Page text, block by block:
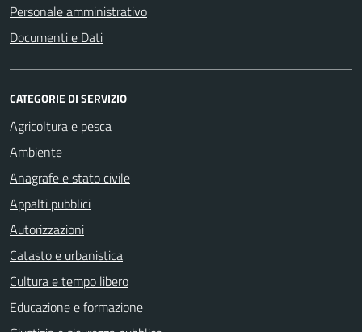
Personale amministrativo
Documenti e Dati
CATEGORIE DI SERVIZIO
Agricoltura e pesca
Ambiente
Anagrafe e stato civile
Appalti pubblici
Autorizzazioni
Catasto e urbanistica
Cultura e tempo libero
Educazione e formazione